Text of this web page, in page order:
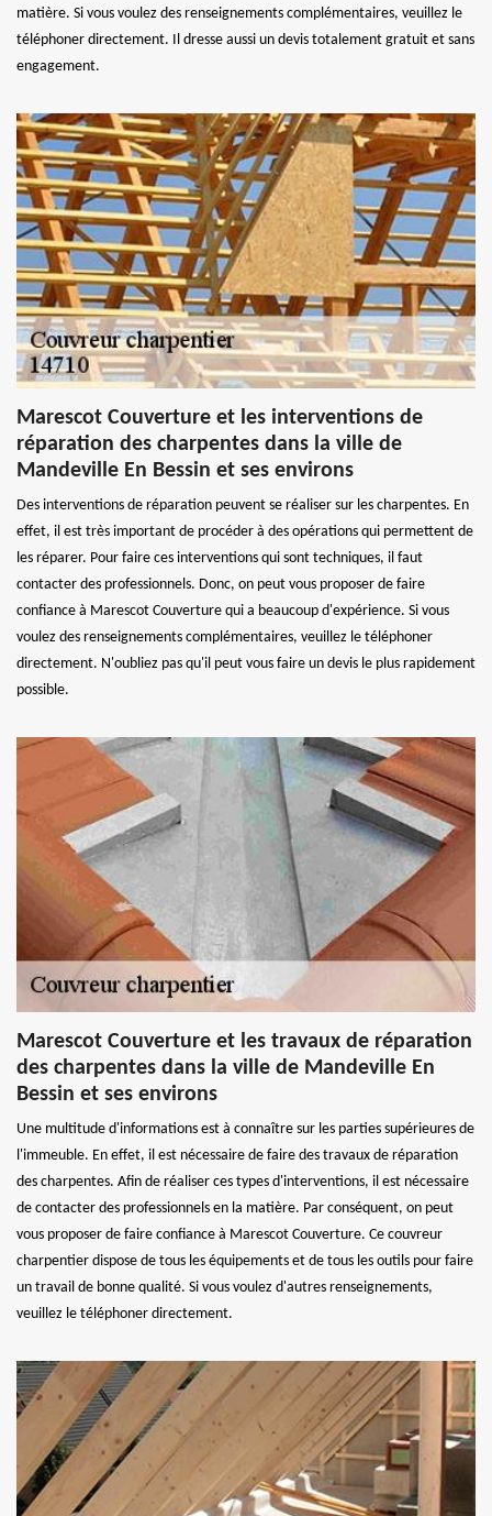
matière. Si vous voulez des renseignements complémentaires, veuillez le
téléphoner directement. Il dresse aussi un devis totalement gratuit et sans
engagement.
Marescot Couverture et les interventions de
réparation des charpentes dans la ville de
Mandeville En Bessin et ses environs
Des interventions de réparation peuvent se réaliser sur les charpentes. En
effet, il est très important de procéder à des opérations qui permettent de
les réparer. Pour faire ces interventions qui sont techniques, il faut
contacter des professionnels. Donc, on peut vous proposer de faire
confiance à Marescot Couverture qui a beaucoup d'expérience. Si vous
voulez des renseignements complémentaires, veuillez le téléphoner
directement. N'oubliez pas qu'il peut vous faire un devis le plus rapidement
possible.
Marescot Couverture et les travaux de réparation
des charpentes dans la ville de Mandeville En
Bessin et ses environs
Une multitude d'informations est à connaître sur les parties supérieures de
l'immeuble. En effet, il est nécessaire de faire des travaux de réparation
des charpentes. Afin de réaliser ces types d'interventions, il est nécessaire
de contacter des professionnels en la matière. Par conséquent, on peut
vous proposer de faire confiance à Marescot Couverture. Ce couvreur
charpentier dispose de tous les équipements et de tous les outils pour faire
un travail de bonne qualité. Si vous voulez d'autres renseignements,
veuillez le téléphoner directement.